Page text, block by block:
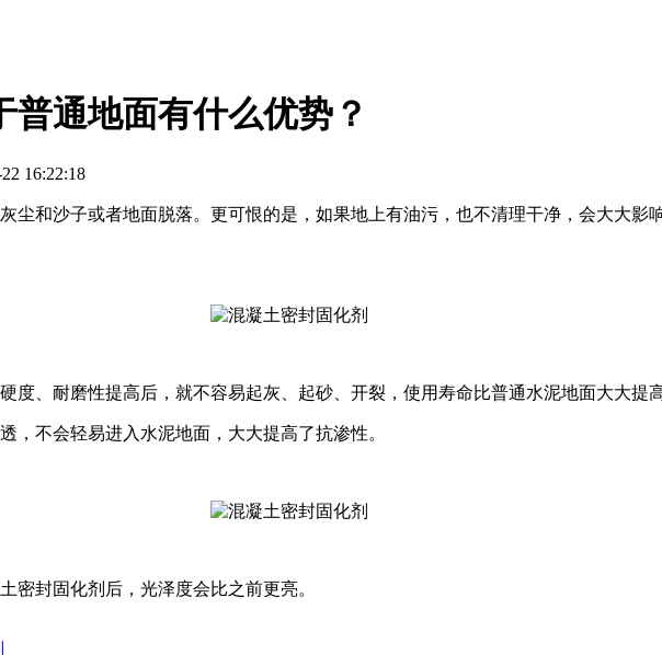
通地面有什么优势？
16:22:18
尘和沙子或者地面脱落。更可恨的是，如果地上有油污，也不清理干净，会大大影
度、耐磨性提高后，就不容易起灰、起砂、开裂，使用寿命比普通水泥地面大大提高
，不会轻易进入水泥地面，大大提高了抗渗性。
密封固化剂后，光泽度会比之前更亮。